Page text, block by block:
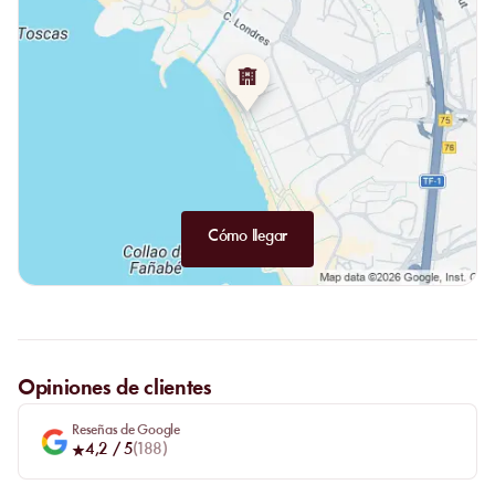
canarios servidos con almogrote gomero y huevos al gusto. Estos
formatos refuerzan el ambiente social del Skybar sin confundir su
promesa principal: un rooftop para dos, entre piscina
panorámica, cócteles y atmósfera de atardecer frente al
Cómo llegar
Opiniones de clientes
Reseñas de Google
4,2 / 5( 188)